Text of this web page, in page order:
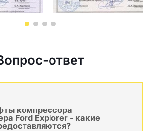
ответ
компрессора
Ford Explorer - какие